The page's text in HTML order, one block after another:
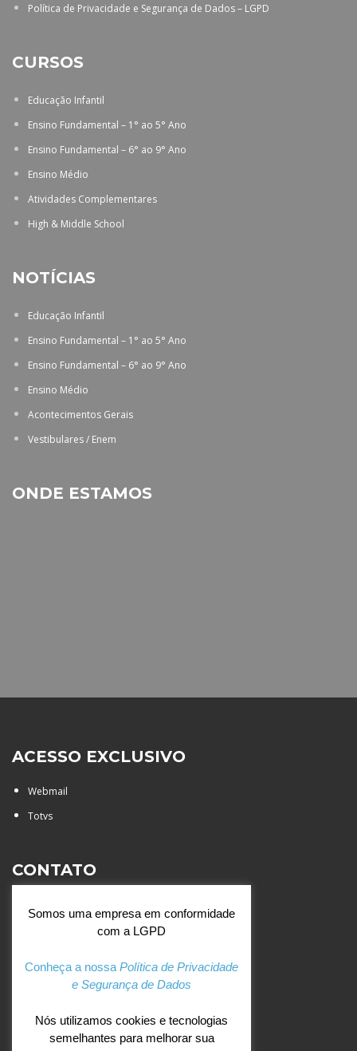
Política de Privacidade e Segurança de Dados – LGPD
CURSOS
Educação Infantil
Ensino Fundamental – 1° ao 5° Ano
Ensino Fundamental – 6° ao 9° Ano
Ensino Médio
Atividades Complementares
High & Middle School
NOTÍCIAS
Educação Infantil
Ensino Fundamental – 1° ao 5° Ano
Ensino Fundamental – 6° ao 9° Ano
Ensino Médio
Acontecimentos Gerais
Vestibulares / Enem
ONDE ESTAMOS
ACESSO EXCLUSIVO
Webmail
Totvs
CONTATO
Santa Catarina - São José do
Rio Preto (SP)
+55 (17) 3354 7000
agostiniano@csj.g12.br
Somos uma empresa em conformidade
com a LGPD
Conheça a nossa Política de Privacidade
e Segurança de Dados
Nós utilizamos cookies e tecnologias
semelhantes para melhorar sua